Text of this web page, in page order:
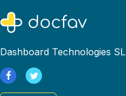
Dashboard Technologies SL